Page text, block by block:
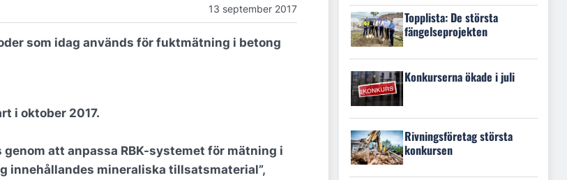
13 september 2017
som idag används för fuktmätning i betong
i oktober 2017.
att anpassa RBK-systemet för mätning i
innehållandes mineraliska tillsatsmaterial”,
Topplista: De största
fängelseprojekten
Konkurserna ökade i juli
Rivningsföretag största
konkursen